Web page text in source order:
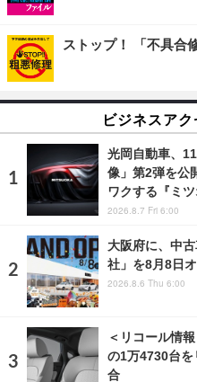
ストップ！ 「不具合
ビジネスア
光岡自動車、
像」第2弾を公
ワクする『ミ
2026.8.7 Fri 6:00
大阪府に、中
社」を8月8日
2026.8.6 Thu 6:00
＜リコール情
の1万4730台を
合